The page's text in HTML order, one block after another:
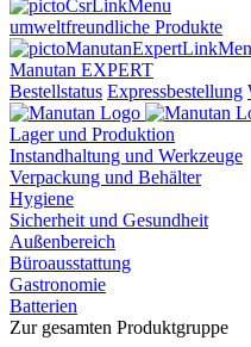
umweltfreundliche Produkte
Manutan EXPERT
Bestellstatus Expressbestellung
Lager und Produktion
Instandhaltung und Werkzeuge
Verpackung und Behälter
Hygiene
Sicherheit und Gesundheit
Außenbereich
Büroausstattung
Gastronomie
Batterien
Zur gesamten Produktgruppe